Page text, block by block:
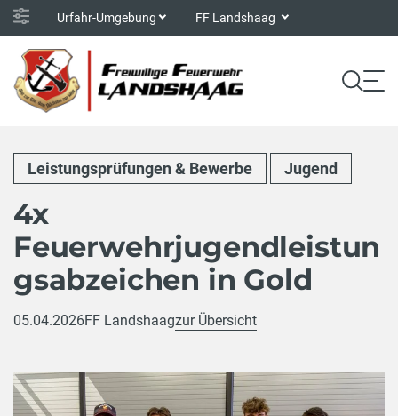
Urfahr-Umgebung FF Landshaag
Leistungsprüfungen & Bewerbe Jugend
4x
Feuerwehrjugendleistun
gsabzeichen in Gold
05.04.2026FF Landshaagzur Übersicht